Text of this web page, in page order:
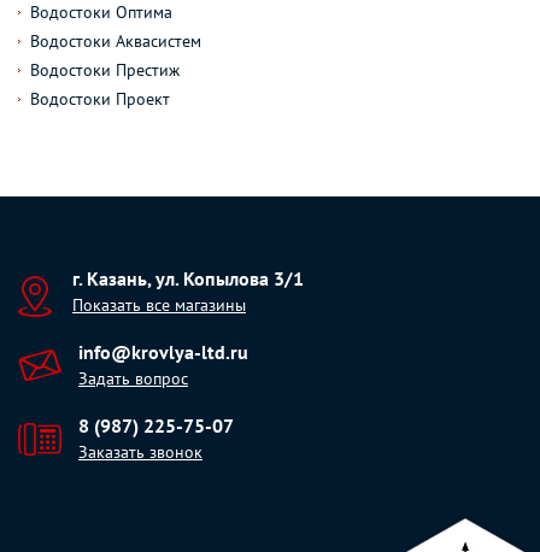
Водостоки Оптима
Водостоки Аквасистем
Водостоки Престиж
Водостоки Проект
г. Казань, ул. Копылова 3/1
Показать все магазины
info@krovlya-ltd.ru
Задать вопрос
8 (987) 225-75-07
Заказать звонок